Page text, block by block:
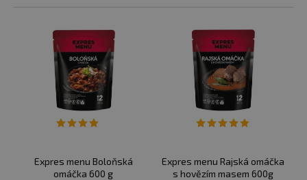
Expres menu Boloňská
omáčka 600 g
Expres menu Rajská omáčka
s hovězím masem 600g